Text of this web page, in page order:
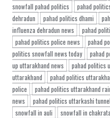
snowfall pahad politics
pahad
dehradun
pahad politics dhami
influenza dehradun news
pahad
pahad politics police news
pahad
politics snowfall news today
pahad
up uttarakhand news
pahad politics
uttarakhand
pahad politics
police
pahad politics uttarakhand
news
pahad politics uttarkashi
snowfall in auli
snowfall in chakrata